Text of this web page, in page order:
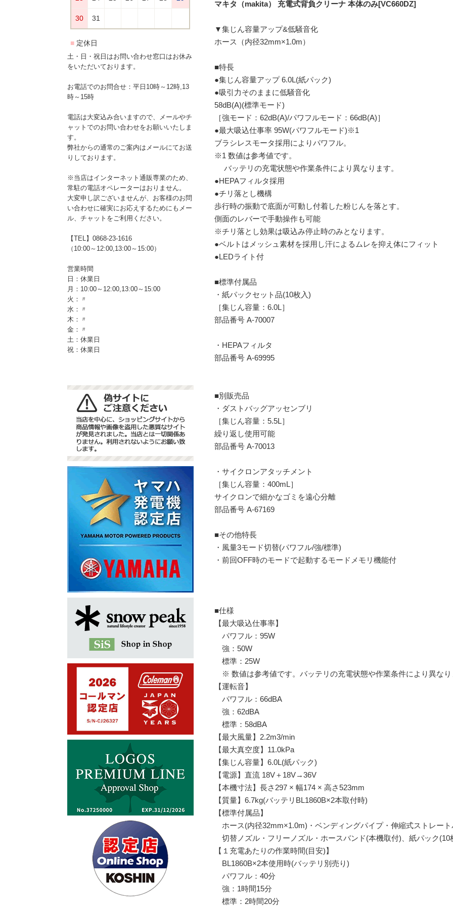
土・日・祝日はお問い合わせ窓口はお休み
をいただいております。
お電話でのお問合せ：平日10時～12時,13
時～15時
電話は大変込み合いますので、メールやチ
ャットでのお問い合わせをお願いいたしま
す。
弊社からの通常のご案内はメールにてお送
りしております。
※当店はインターネット通販専業のため、
常駐の電話オペレーターはおりません。
大変申し訳ございませんが、お客様のお問
い合わせに確実にお応えするためにもメー
ル、チャットをご利用ください。
【TEL】0868-23-1616
（10:00～12:00,13:00～15:00）
営業時間
日：休業日
月：10:00～12:00,13:00～15:00
火：〃
水：〃
木：〃
金：〃
土：休業日
祝：休業日
マキタ（makita） 充電式背負クリーナ 本体のみ[VC660DZ]
▼集じん容量アップ&低騒音化
ホース（内径32mm×1.0m）
■特長
●集じん容量アップ 6.0L(紙パック)
●吸引力そのままに低騒音化
58dB(A)(標準モード)
［強モード：62dB(A)/パワフルモード：66dB(A)］
●最大吸込仕事率 95W(パワフルモード)※1
ブラシレスモータ採用によりパワフル。
※1 数値は参考値です。
バッテリの充電状態や作業条件により異なります。
●HEPAフィルタ採用
●チリ落とし機構
歩行時の振動で底面が可動し付着した粉じんを落とす。
側面のレバーで手動操作も可能
※チリ落とし効果は吸込み停止時のみとなります。
●ベルトはメッシュ素材を採用し汗によるムレを抑え体にフィット
●LEDライト付
■標準付属品
・紙パックセット品(10枚入)
［集じん容量：6.0L］
部品番号 A-70007
・HEPAフィルタ
部品番号 A-69995
■別販売品
・ダストバッグアッセンブリ
［集じん容量：5.5L］
繰り返し使用可能
部品番号 A-70013
・サイクロンアタッチメント
［集じん容量：400mL］
サイクロンで細かなゴミを遠心分離
部品番号 A-67169
■その他特長
・風量3モード切替(パワフル/強/標準)
・前回OFF時のモードで起動するモードメモリ機能付
■仕様
【最大吸込仕事率】
パワフル：95W
強：50W
標準：25W
※ 数値は参考値です。バッテリの充電状態や作業条件により異なり
【運転音】
パワフル：66dBA
強：62dBA
標準：58dBA
【最大風量】2.2m3/min
【最大真空度】11.0kPa
【集じん容量】6.0L(紙パック)
【電源】直流 18V＋18V→36V
【本機寸法】長さ297 × 幅174 × 高さ523mm
【質量】6.7kg(バッテリBL1860B×2本取付時)
【標準付属品】
ホース(内径32mm×1.0m)・ベンディングパイプ・伸縮式ストレート
切替ノズル・フリーノズル・ホースバンド(本機取付)、紙パック(10
【１充電あたりの作業時間(目安)】
BL1860B×2本使用時(バッテリ別売り)
パワフル：40分
強：1時間15分
標準：2時間20分